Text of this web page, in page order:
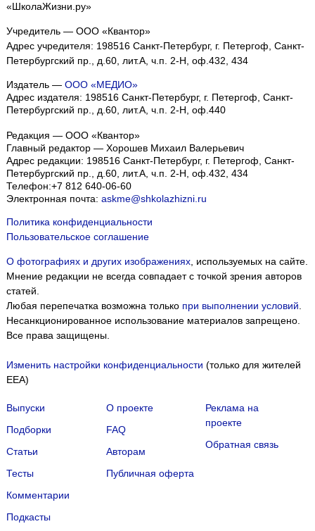
«ШколаЖизни.ру»
Учредитель — ООО «Квантор»
Адрес учредителя: 198516 Санкт-Петербург, г. Петергоф, Санкт-
Петербургский пр., д.60, лит.А, ч.п. 2-Н, оф.432, 434
Издатель — ООО «МЕДИО»
Адрес издателя: 198516 Санкт-Петербург, г. Петергоф, Санкт-
Петербургский пр., д.60, лит.А, ч.п. 2-Н, оф.440
Редакция — ООО «Квантор»
Главный редактор — Хорошев Михаил Валерьевич
Адрес редакции: 198516 Санкт-Петербург, г. Петергоф Санкт-
Петербургский пр., д.60, лит.А, ч.п. 2-Н, оф.432, 434
Телефон:+7 812 640-06-60
Электронная почта: askme@shkolazhizni.ru
Политика конфиденциальности
Пользовательское соглашение
О фотографиях и других изображениях, используемых на сайте.
Мнение редакции не всегда совпадает с точкой зрения авторов
статей.
Любая перепечатка возможна только при выполнении условий
Несанкционированное использование материалов запрещено.
Все права защищены.
Изменить настройки конфиденциальности (только для жителей
EEA)
Выпуски
Подборки
Статьи
Тесты
Комментарии
Подкасты
О проекте
FAQ
Авторам
Публичная оферта
Реклама на
проекте
Обратная связь